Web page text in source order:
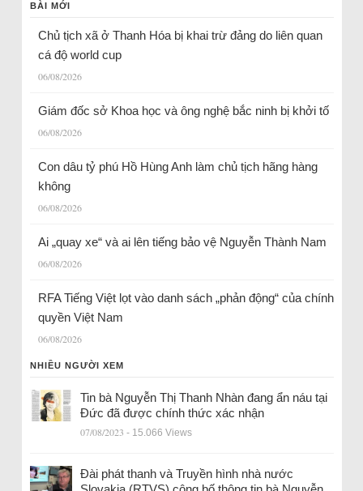
BÀI MỚI
Chủ tịch xã ở Thanh Hóa bị khai trừ đảng do liên quan
cá độ world cup
06/08/2026
Giám đốc sở Khoa học và ông nghệ bắc ninh bị khởi tố
06/08/2026
Con dâu tỷ phú Hồ Hùng Anh làm chủ tịch hãng hàng
không
06/08/2026
Ai „quay xe“ và ai lên tiếng bảo vệ Nguyễn Thành Nam
06/08/2026
RFA Tiếng Việt lọt vào danh sách „phản động“ của chính
quyền Việt Nam
06/08/2026
NHIỀU NGƯỜI XEM
Tin bà Nguyễn Thị Thanh Nhàn đang ẩn náu tại
Đức đã được chính thức xác nhận
07/08/2023 - 15.066 Views
Đài phát thanh và Truyền hình nhà nước